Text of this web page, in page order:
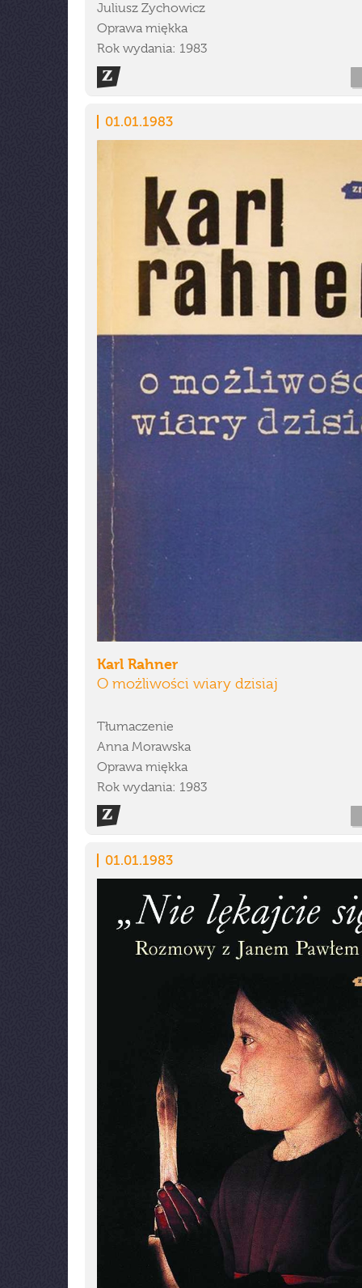
Juliusz Zychowicz
Oprawa miękka
Rok wydania: 1983
01.01.1983
Karl Rahner
O możliwości wiary dzisiaj
Tłumaczenie
Anna Morawska
Oprawa miękka
Rok wydania: 1983
01.01.1983